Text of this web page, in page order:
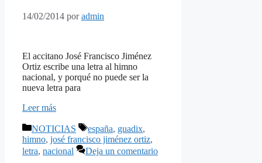
14/02/2014 poradmin
El accitano José Francisco Jiménez
Ortiz escribe una letra al himno
nacional, y porqué no puede ser la
nueva letra para
Leer más
Categorías
NOTICIAS Etiquetas
españa, guadix,
himno, josé francisco jiménez ortiz,
letra, nacional Deja un comentario